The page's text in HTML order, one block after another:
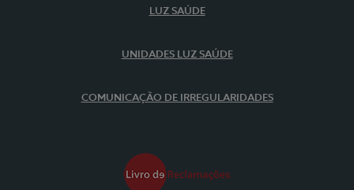
LUZ SAÚDE
UNIDADES LUZ SAÚDE
COMUNICAÇÃO DE IRREGULARIDADES